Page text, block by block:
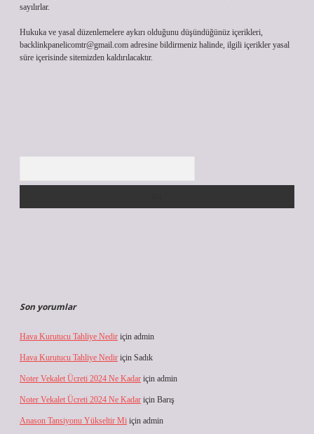
sayılırlar.
Hukuka ve yasal düzenlemelere aykırı olduğunu düşündüğünüz içerikleri,
backlinkpanelicomtr@gmail.com adresine bildirmeniz halinde, ilgili içerikler yasal
süre içerisinde sitemizden kaldırılacaktır.
Son yorumlar
Hava Kurutucu Tahliye Nedir için admin
Hava Kurutucu Tahliye Nedir için Sadık
Noter Vekalet Ücreti 2024 Ne Kadar için admin
Noter Vekalet Ücreti 2024 Ne Kadar için Barış
Anason Tansiyonu Yükseltir Mi için admin